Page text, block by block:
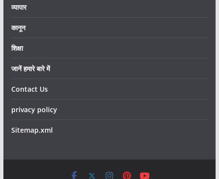
व्यापार
कानून
शिक्षा
जानें हमारे बारे में
Contact Us
privacy policy
Sitemap.xml